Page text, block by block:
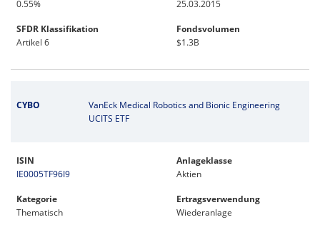
0.55%
25.03.2015
SFDR Klassifikation
Artikel 6
Fondsvolumen
$1.3B
CYBO
VanEck Medical Robotics and Bionic Engineering
UCITS ETF
ISIN
IE0005TF96I9
Anlageklasse
Aktien
Kategorie
Thematisch
Ertragsverwendung
Wiederanlage